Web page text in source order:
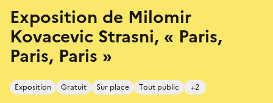
Exposition de Milomir
Kovacevic Strasni, « Paris,
Paris, Paris »
Exposition Gratuit Sur place Tout public +2